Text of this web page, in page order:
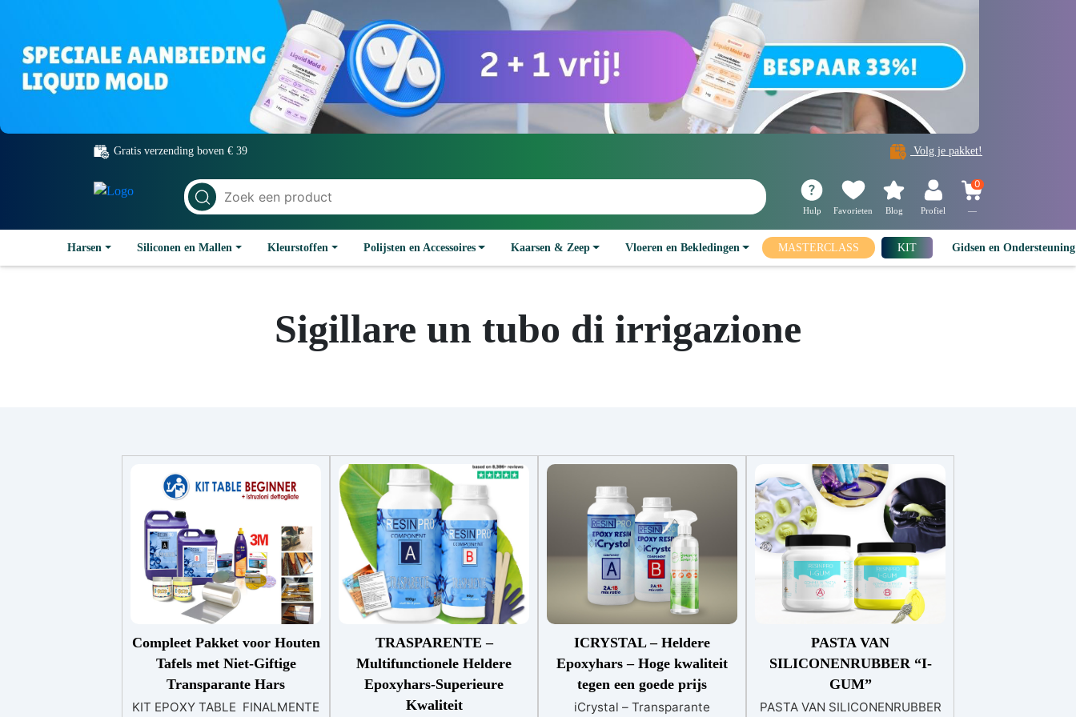
Gratis verzending boven € 39 Volg je pakket!
Hulp Favorieten Blog Profiel
0
—
Harsen Siliconen en Mallen Kleurstoffen Polijsten en Accessoires Kaarsen & Zeep Vloeren en Bekledingen MASTERCLASS KIT Gidsen en
Sigillare un tubo di irrigazione
Compleet Pakket voor Houten
Tafels met Niet-Giftige
Transparante Hars
KIT EPOXY TABLE FINALMENTE
TRASPARENTE –
Multifunctionele Heldere
Epoxyhars-Superieure
Kwaliteit
ICRYSTAL – Heldere
Epoxyhars – Hoge kwaliteit
tegen een goede prijs
iCrystal – Transparante
PASTA VAN
SILICONENRUBBER “I-
GUM”
PASTA VAN SILICONENRUBBER